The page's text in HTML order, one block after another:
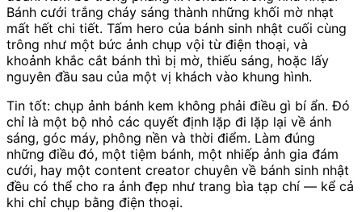
Bánh cưới trắng cháy sáng thành những khối mờ nhạt
mất hết chi tiết. Tấm hero của bánh sinh nhật cuối cùng
trông như một bức ảnh chụp vội từ điện thoại, và
khoảnh khắc cắt bánh thì bị mờ, thiếu sáng, hoặc lấy
nguyên đầu sau của một vị khách vào khung hình.
Tin tốt: chụp ảnh bánh kem không phải điều gì bí ẩn. Đó
chỉ là một bộ nhỏ các quyết định lặp đi lặp lại về ánh
sáng, góc máy, phông nền và thời điểm. Làm đúng
những điều đó, một tiệm bánh, một nhiếp ảnh gia đám
cưới, hay một content creator chuyên về bánh sinh nhật
đều có thể cho ra ảnh đẹp như trang bìa tạp chí — kể cả
khi chỉ chụp bằng điện thoại.